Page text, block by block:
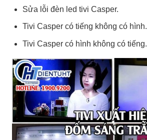
Sửa lỗi đèn led tivi Casper.
Tivi Casper có tiếng không có hình.
Tivi Casper có hình không có tiếng.